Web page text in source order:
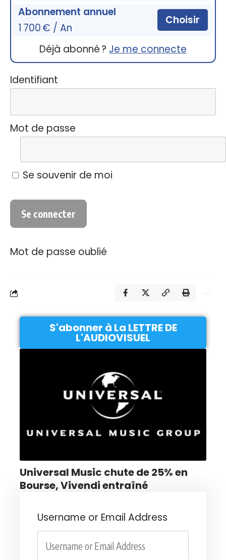
Abonnement annuel
1 700 € / An
Choisir
Déjà abonné ? Je me connecte
Identifiant
Mot de passe
Se souvenir de moi
Mot de passe oublié
S'abonner à La LETTRE DE
L'AUDIOVISUEL
Universal Music chute de 25% en
Bourse, Vivendi entraîné
Username or Email Address